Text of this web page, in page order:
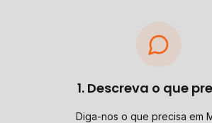
1. Descreva o que
Diga-nos o que precisa em